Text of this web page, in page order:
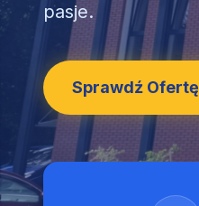
pasje.
Sprawdź Ofertę